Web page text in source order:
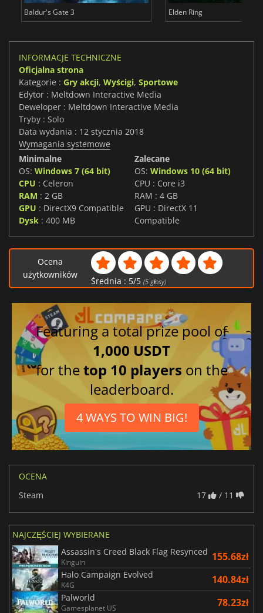
Baldur's Gate 3 Elden Ring
INFORMACJE TECHNICZNE
Oficjalna strona
Kategorie : Gry akcji, Wyścigi, Sportowe
Edytor : Meltdown Interactive Media
Deweloper : Meltdown Interactive Media
Tryby : Solo
Data wydania : 12 stycznia 2018
Wymagania systemowe
Minimalne
OS: Windows 7 (64 bit)
CPU : Celeron
RAM : 2 GB
GPU : DirectX9 Compatible
Dysk : 400 MB
Zalecane
OS: Windows 10 (64 bit)
CPU : Core i3
RAM : 4 GB
GPU : DirectX 11
Compatible
Ocena
użytkowników
Średnia : 5/5 (5głosy)
Featuring a total prize pool of
1,000 USDT
for thetop 10 players on the
leaderboard.
4 WAYS TO WIN BIG!
OCENA
Steam
17 / 11
NAJCZĘŚCIEJ WYBIERANE
Assassin's Creed Black Flag Resynced
Kinguin 155.68zł
Halo Campaign Evolved
K4G 140.84zł
Palworld
Gamesplanet US 78.23zł